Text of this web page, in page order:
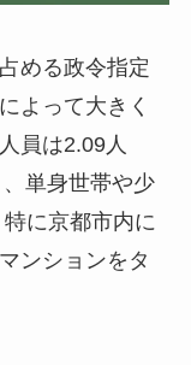
める政令指定
よって大きく
員は2.09人
単身世帯や少
に京都市内に
ンションをタ